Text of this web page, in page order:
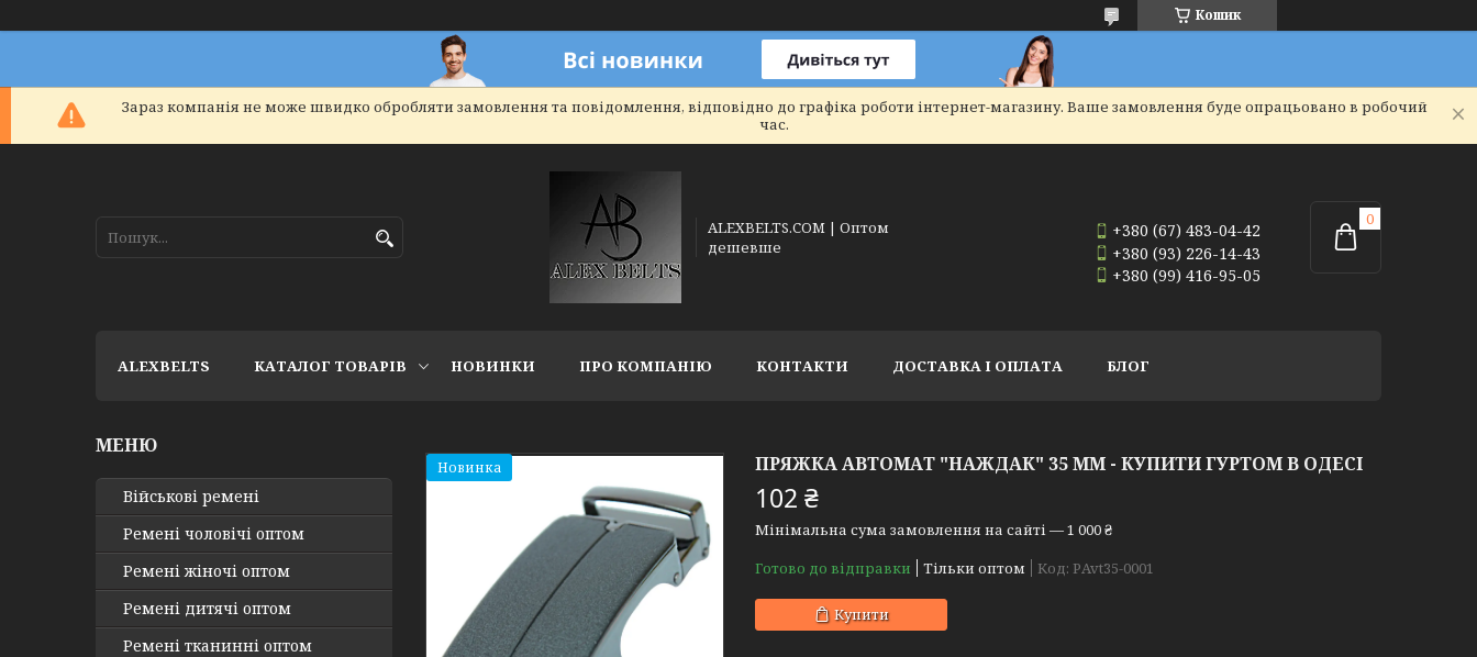
Кошик
Зараз компанія не може швидко обробляти замовлення та повідомлення, відповідно до графіка роботи інтернет-магазину. Ваше замовлення буде опрацьовано в робочий
час.
ALEXBELTS.COM | Оптом
дешевше
+380 (67) 483-04-42
+380 (93) 226-14-43
+380 (99) 416-95-05
ALEXBELTS КАТАЛОГ ТОВАРІВ НОВИНКИ ПРО КОМПАНІЮ КОНТАКТИ ДОСТАВКА І ОПЛАТА БЛОГ
Новинка ПРЯЖКА АВТОМАТ "НАЖДАК" 35 ММ - КУПИТИ ГУРТОМ В ОДЕСІ
102 ₴
Мінімальна сума замовлення на сайті — 1 000 ₴
Готово до відправки
Тільки оптом Код: РAvt35-0001
Купити
Військові ремені
Ремені чоловічі оптом
Ремені жіночі оптом
Ремені дитячі оптом
Ремені тканинні оптом